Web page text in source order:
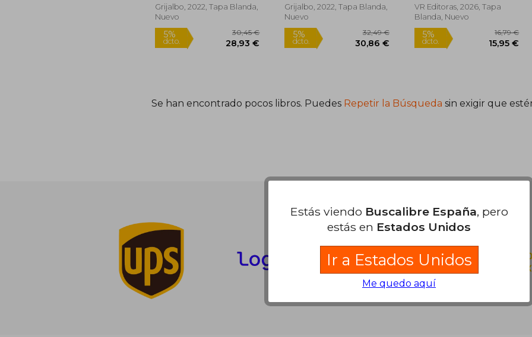
Grijalbo, 2022, Tapa Blanda,
Nuevo
Grijalbo, 2022, Tapa Blanda,
Nuevo
VR Editoras, 2026, Tapa
Blanda, Nuevo
Se han encontrado pocos libros. Puedes Repetir la Búsqueda sin exigir que
Partners Logísticos
Estás viendo Buscalibre España, pero
estás en Estados Unidos
Ir a Estados Unidos
Me quedo aquí